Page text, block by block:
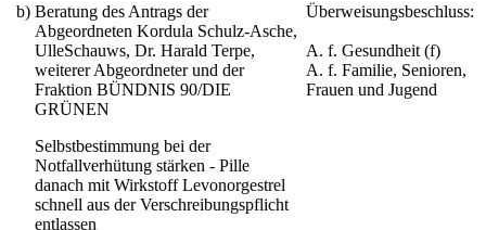
b) Beratung des Antrags der
Abgeordneten Kordula Schulz-Asche,
UlleSchauws, Dr. Harald Terpe,
weiterer Abgeordneter und der
Fraktion BÜNDNIS 90/DIE
GRÜNEN
Selbstbestimmung bei der
Notfallverhütung stärken - Pille
danach mit Wirkstoff Levonorgestrel
schnell aus der Verschreibungspflicht
entlassen
Überweisungsbeschluss:
A. f. Gesundheit (f)
A. f. Familie, Senioren,
Frauen und Jugend